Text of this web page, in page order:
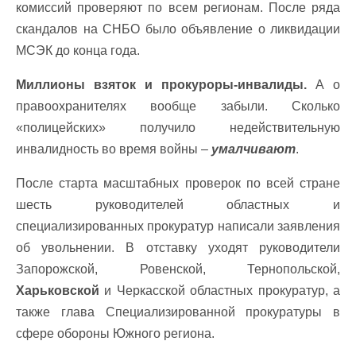
комиссий проверяют по всем регионам. После ряда
скандалов на СНБО было объявление о ликвидации
МСЭК до конца года.
Миллионы взяток и прокуроры-инвалиды. А о
правоохранителях вообще забыли. Сколько
«полицейских» получило недействительную
инвалидность во время войны – умалчивают.
После старта масштабных проверок по всей стране
шесть руководителей областных и
специализированных прокуратур написали заявления
об увольнении. В отставку уходят руководители
Запорожской, Ровенской, Тернопольской,
Харьковской и Черкасской областных прокуратур, а
также глава Специализированной прокуратуры в
сфере обороны Южного региона.